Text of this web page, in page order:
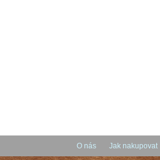
O nás Jak nakupovat